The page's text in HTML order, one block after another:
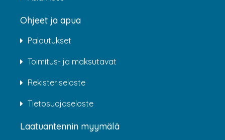
Ohjeet ja apua
Palautukset
Toimitus- ja maksutavat
Rekisteriseloste
Tietosuojaseloste
Laatuantennin myymälä